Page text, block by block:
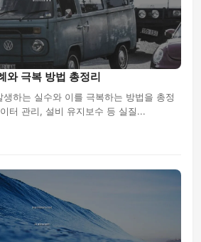
와 극복 방법 총정리
하는 실수와 이를 극복하는 방법을 총정
터 관리, 설비 유지보수 등 실질...